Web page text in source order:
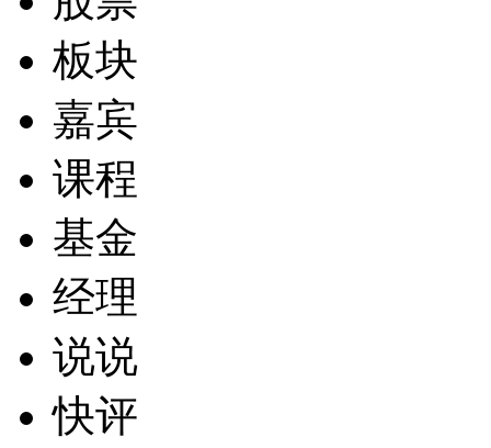
板块
嘉宾
课程
基金
经理
说说
快评